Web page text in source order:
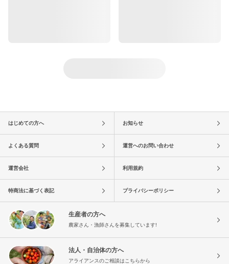
はじめての方へ お知らせ
よくある質問 運営へのお問い合わせ
運営会社 利用規約
特商法に基づく表記 プライバシーポリシー
生産者の方へ
農家さん・漁師さんを募集しています!
法人・自治体の方へ
アライアンスのご相談はこちらから